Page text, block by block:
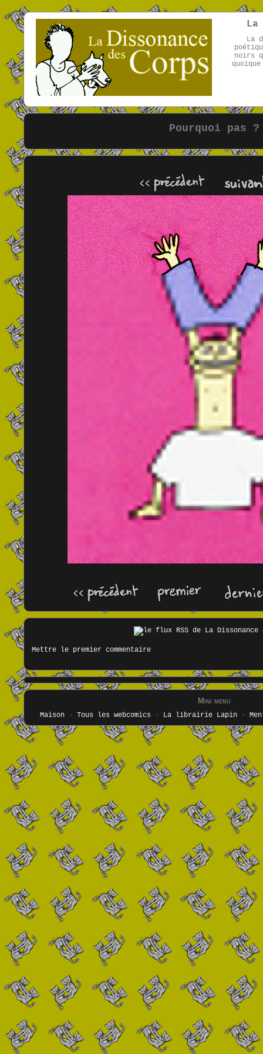
La
La
noirs
Pourquoi pas ?
Mettre le premier commentaire
Mini menu
Maison- Tous les webcomics - La librairie Lapin-